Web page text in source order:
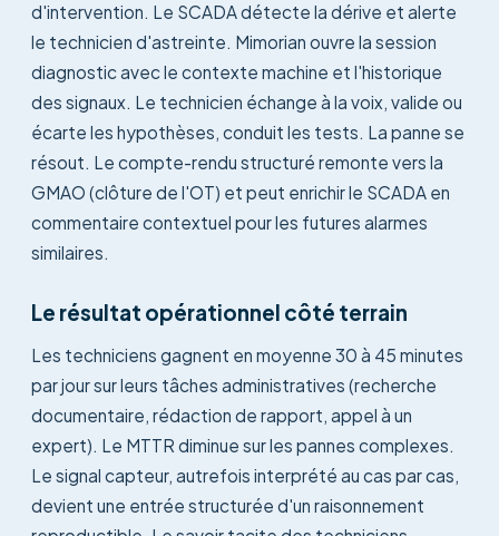
d'intervention. Le SCADA détecte la dérive et alerte
le technicien d'astreinte. Mimorian ouvre la session
diagnostic avec le contexte machine et l'historique
des signaux. Le technicien échange à la voix, valide ou
écarte les hypothèses, conduit les tests. La panne se
résout. Le compte-rendu structuré remonte vers la
GMAO (clôture de l'OT) et peut enrichir le SCADA en
commentaire contextuel pour les futures alarmes
similaires.
Le résultat opérationnel côté terrain
Les techniciens gagnent en moyenne 30 à 45 minutes
par jour sur leurs tâches administratives (recherche
documentaire, rédaction de rapport, appel à un
expert). Le MTTR diminue sur les pannes complexes.
Le signal capteur, autrefois interprété au cas par cas,
devient une entrée structurée d'un raisonnement